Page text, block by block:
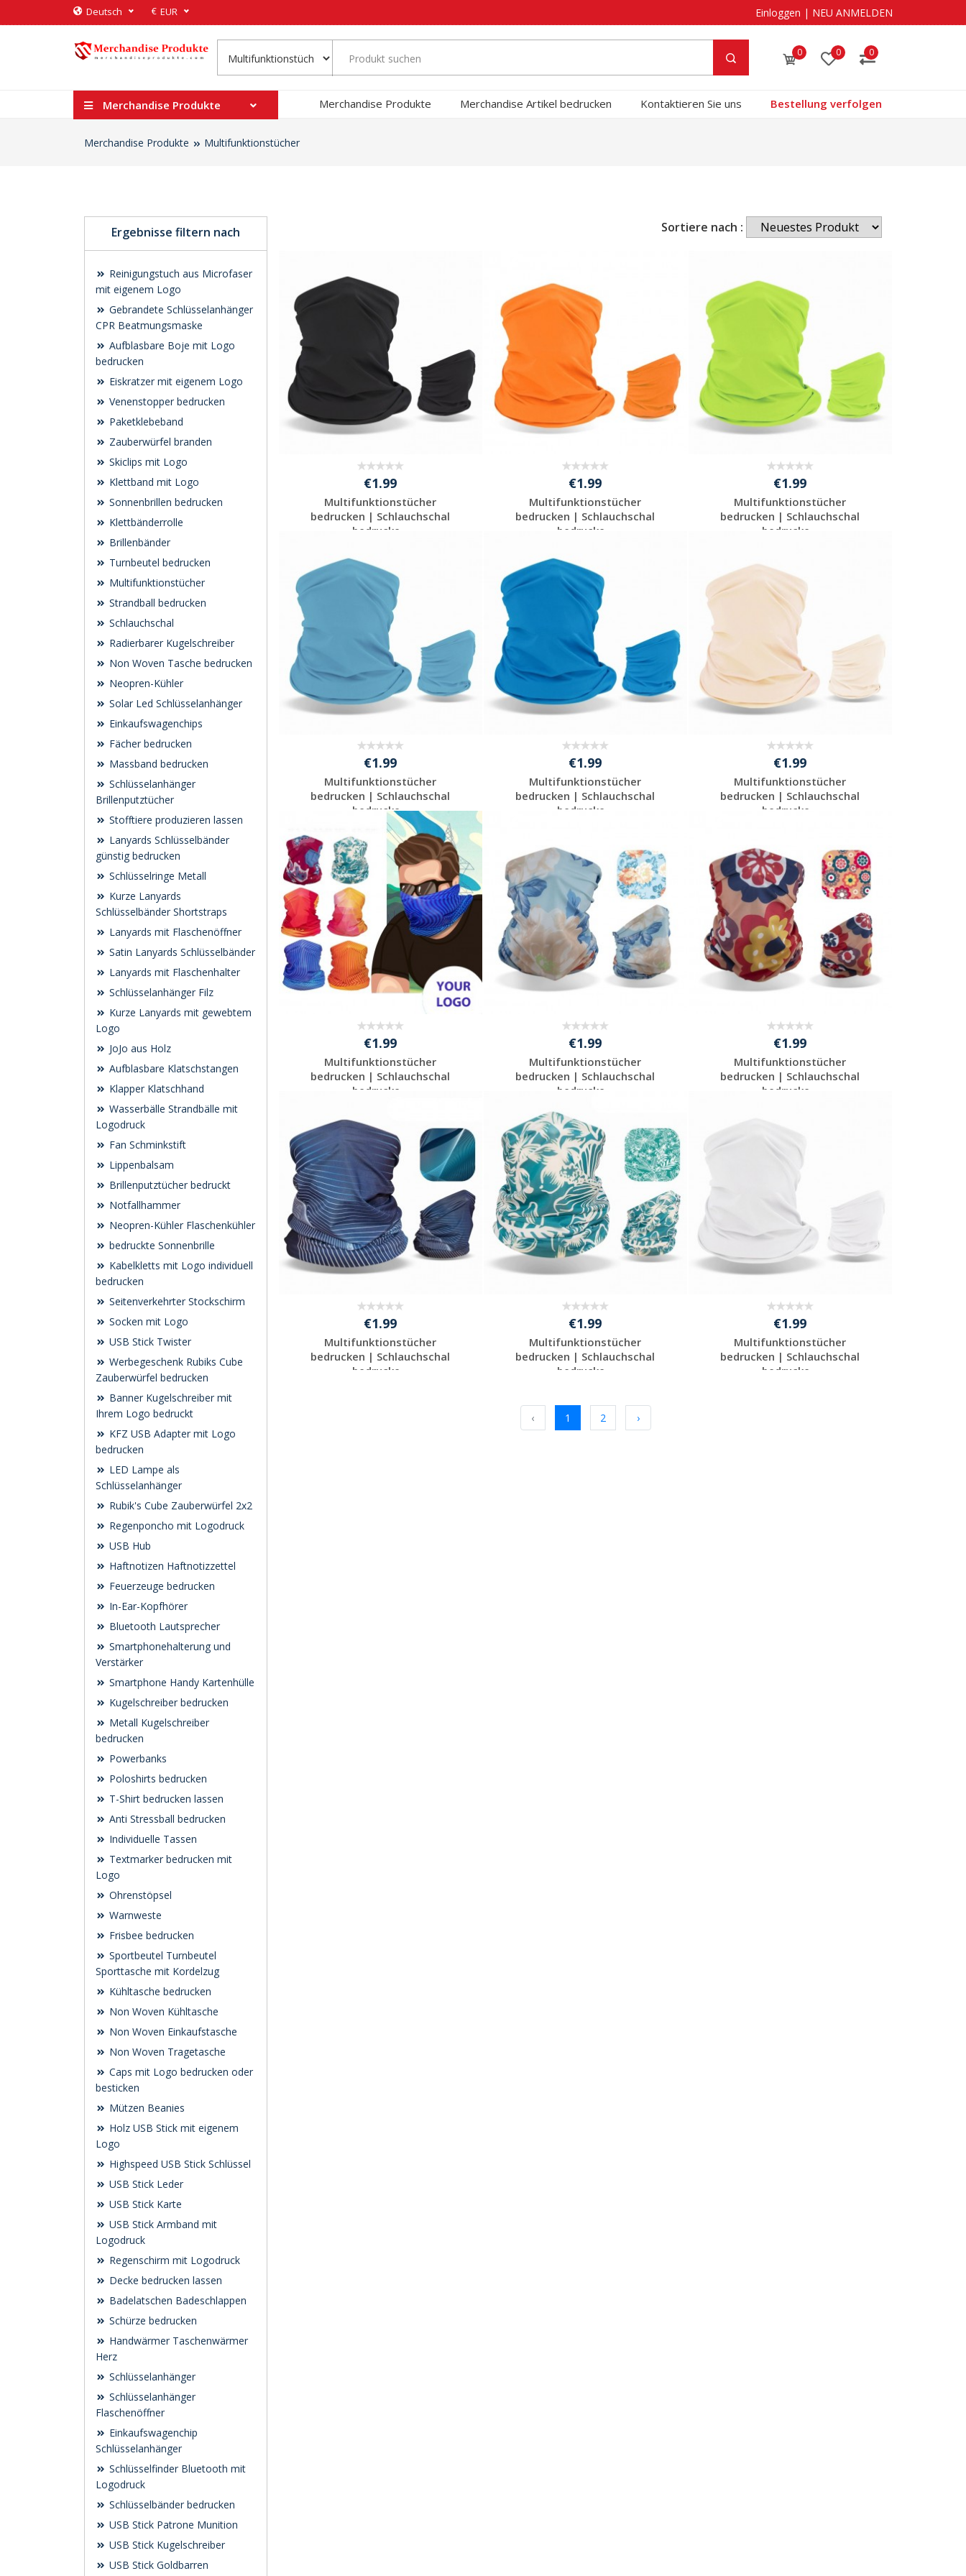
Deutsch € EUR Einloggen | NEU ANMELDEN
0 0 0
Merchandise Produkte Merchandise Produkte Merchandise Artikel bedrucken Kontaktieren Sie uns Bestellung verfolgen
Merchandise Produkte Multifunktionstücher
Ergebnisse filtern nach
Reinigungstuch aus Microfaser
mit eigenem Logo
Gebrandete Schlüsselanhänger
CPR Beatmungsmaske
Aufblasbare Boje mit Logo
bedrucken
Eiskratzer mit eigenem Logo
Venenstopper bedrucken
Paketklebeband
Zauberwürfel branden
Skiclips mit Logo
Klettband mit Logo
Sonnenbrillen bedrucken
Klettbänderrolle
Brillenbänder
Turnbeutel bedrucken
Multifunktionstücher
Strandball bedrucken
Schlauchschal
Radierbarer Kugelschreiber
Non Woven Tasche bedrucken
Neopren-Kühler
Solar Led Schlüsselanhänger
Einkaufswagenchips
Fächer bedrucken
Massband bedrucken
Schlüsselanhänger
Brillenputztücher
Stofftiere produzieren lassen
Lanyards Schlüsselbänder
günstig bedrucken
Schlüsselringe Metall
Kurze Lanyards
Schlüsselbänder Shortstraps
Lanyards mit Flaschenöffner
Satin Lanyards Schlüsselbänder
Lanyards mit Flaschenhalter
Schlüsselanhänger Filz
Kurze Lanyards mit gewebtem
Logo
JoJo aus Holz
Aufblasbare Klatschstangen
Klapper Klatschhand
Wasserbälle Strandbälle mit
Logodruck
Fan Schminkstift
Lippenbalsam
Brillenputztücher bedruckt
Notfallhammer
Neopren-Kühler Flaschenkühler
bedruckte Sonnenbrille
Kabelkletts mit Logo individuell
bedrucken
Seitenverkehrter Stockschirm
Socken mit Logo
USB Stick Twister
Werbegeschenk Rubiks Cube
Zauberwürfel bedrucken
Banner Kugelschreiber mit
Ihrem Logo bedruckt
KFZ USB Adapter mit Logo
bedrucken
LED Lampe als
Schlüsselanhänger
Rubik's Cube Zauberwürfel 2x2
Regenponcho mit Logodruck
USB Hub
Haftnotizen Haftnotizzettel
Feuerzeuge bedrucken
In-Ear-Kopfhörer
Bluetooth Lautsprecher
Smartphonehalterung und
Verstärker
Smartphone Handy Kartenhülle
Kugelschreiber bedrucken
Metall Kugelschreiber
bedrucken
Powerbanks
Poloshirts bedrucken
T-Shirt bedrucken lassen
Anti Stressball bedrucken
Individuelle Tassen
Textmarker bedrucken mit
Logo
Ohrenstöpsel
Warnweste
Frisbee bedrucken
Sportbeutel Turnbeutel
Sporttasche mit Kordelzug
Kühltasche bedrucken
Non Woven Kühltasche
Non Woven Einkaufstasche
Non Woven Tragetasche
Caps mit Logo bedrucken oder
besticken
Mützen Beanies
Holz USB Stick mit eigenem
Logo
Highspeed USB Stick Schlüssel
USB Stick Leder
USB Stick Karte
USB Stick Armband mit
Logodruck
Regenschirm mit Logodruck
Decke bedrucken lassen
Badelatschen Badeschlappen
Schürze bedrucken
Handwärmer Taschenwärmer
Herz
Schlüsselanhänger
Schlüsselanhänger
Flaschenöffner
Einkaufswagenchip
Schlüsselanhänger
Schlüsselfinder Bluetooth mit
Logodruck
Schlüsselbänder bedrucken
USB Stick Patrone Munition
USB Stick Kugelschreiber
USB Stick Goldbarren
Sortiere nach :
€1.99
Multifunktionstücher
bedrucken | Schlauchschal
bedrucke...
anfragen
€1.99
Multifunktionstücher
bedrucken | Schlauchschal
bedrucke...
anfragen
€1.99
Multifunktionstücher
bedrucken | Schlauchschal
bedrucke...
€1.99
Multifunktionstücher
bedrucken | Schlauchschal
bedrucke...
Preis unverbindlich
anfragen
€1.99
Multifunktionstücher
bedrucken | Schlauchschal
bedrucke...
€1.99
Multifunktionstücher
bedrucken | Schlauchschal
bedrucke...
€1.99
Multifunktionstücher
bedrucken | Schlauchschal
bedrucke...
anfragen
€1.99
Multifunktionstücher
bedrucken | Schlauchschal
bedrucke...
anfragen
€1.99
Multifunktionstücher
bedrucken | Schlauchschal
bedrucke...
€1.99
Multifunktionstücher
bedrucken | Schlauchschal
bedrucke...
€1.99
Multifunktionstücher
bedrucken | Schlauchschal
bedrucke...
€1.99
Multifunktionstücher
bedrucken | Schlauchschal
bedrucke...
‹
1 2 ›